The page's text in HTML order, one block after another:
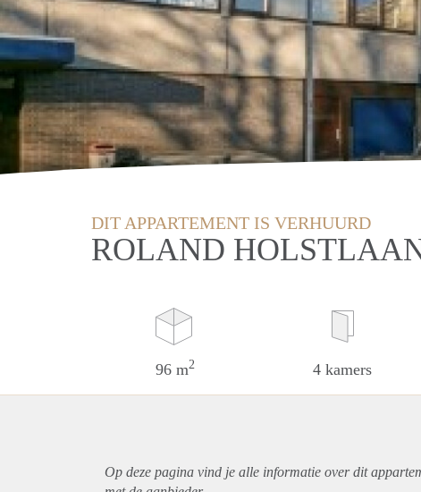
DIT APPARTEMENT IS VERHUURD
ROLAND
96 m2 4 kamers
Op deze pagina vind je alle informatie over dit